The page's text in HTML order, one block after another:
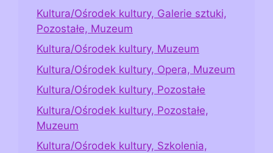
Kultura/Ośrodek kultury, Galerie sztuki,
Pozostałe, Muzeum
Kultura/Ośrodek kultury, Muzeum
Kultura/Ośrodek kultury, Opera, Muzeum
Kultura/Ośrodek kultury, Pozostałe
Kultura/Ośrodek kultury, Pozostałe,
Muzeum
Kultura/Ośrodek kultury, Szkolenia,